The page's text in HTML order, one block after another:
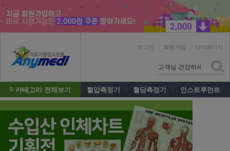
로그인 회원가입 마이페이지
카테고리 전체보기 혈압측정기 혈당측정기 인스트루먼트